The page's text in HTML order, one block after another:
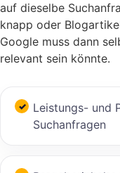
auf dieselbe
knapp oder
Google muss dann
relevant sein könnte.
Leistungs- und
Suchanfragen